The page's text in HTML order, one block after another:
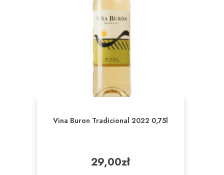
Vina Buron Tradicional 2022 0,75l
29,00zł